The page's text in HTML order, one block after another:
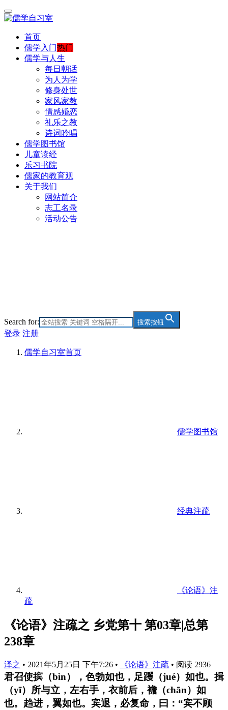
首页
儒学入门热门
儒学与人生
每日朝话
为人为学
修身处世
家风家教
情感婚恋
礼乐之教
诗词吟唱
儒学图书馆
儿童读经
乐习书院
儒家的教育观
关于我们
网站简介
志工名录
活动公告
Search for: 搜索按钮
登录 注册
儒学自习室首页
儒学图书馆
经典注疏
《论语》注
疏
《论语》注疏之 乡党第十 第03章|总第
238章
泽之 • 2021年5月25日 下午7:26 • 《论语》注疏 • 阅读 2936
君召使摈（bìn），色勃如也，足躩（jué）如也。揖
（yī）所与立，左右手，衣前后，襜（chān）如
也。趋进，翼如也。宾退，必复命，曰：“宾不顾